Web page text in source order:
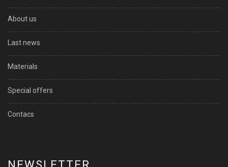
About us
Last news
Materials
Special offers
Contacs